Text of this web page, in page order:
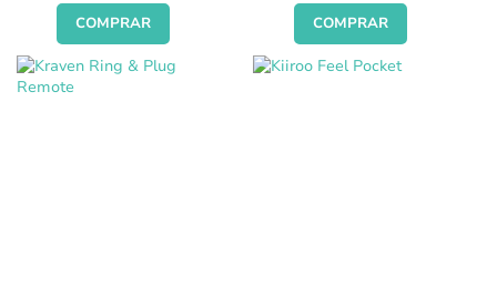
COMPRAR COMPRAR